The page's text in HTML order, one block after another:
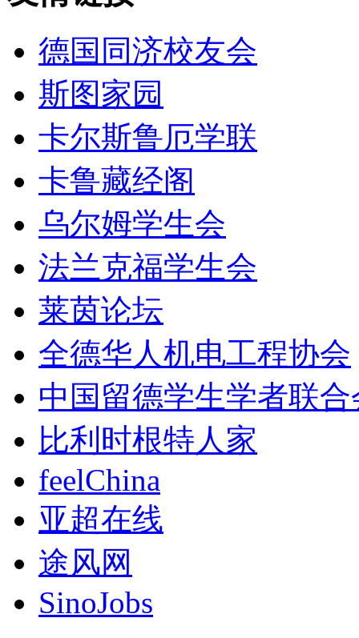
德国同济校友会
斯图家园
卡尔斯鲁厄学联
卡鲁藏经阁
乌尔姆学生会
法兰克福学生会
莱茵论坛
全德华人机电工程协会
中国留德学生学者联合
比利时根特人家
feelChina
亚超在线
途风网
SinoJobs